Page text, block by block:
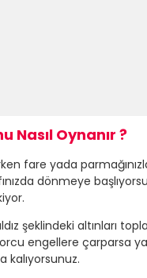
Nasıl Oynanır ?
fare yada
dönmeye
şeklindeki altınları
engellere
kalıyorsunuz.